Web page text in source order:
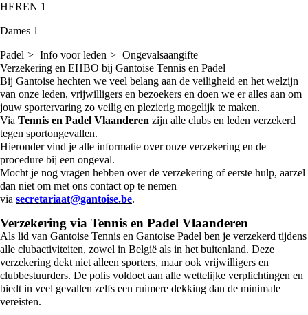
HEREN 1
Dames 1
Padel Info voor leden
Ongevalsaangifte
Verzekering en EHBO bij Gantoise Tennis en Padel
Bij Gantoise hechten we veel belang aan de veiligheid en het welzijn
van onze leden, vrijwilligers en bezoekers en doen we er alles aan om
jouw sportervaring zo veilig en plezierig mogelijk te maken.
Via Tennis en Padel Vlaanderen zijn alle clubs en leden verzekerd
tegen sportongevallen.
Hieronder vind je alle informatie over onze verzekering en de
procedure bij een ongeval.
Mocht je nog vragen hebben over de verzekering of eerste hulp, aarzel
dan niet om met ons contact op te nemen
via secretariaat@gantoise.be.
Verzekering via Tennis en Padel Vlaanderen
Als lid van Gantoise Tennis en Gantoise Padel ben je verzekerd tijdens
alle clubactiviteiten, zowel in België als in het buitenland. Deze
verzekering dekt niet alleen sporters, maar ook vrijwilligers en
clubbestuurders. De polis voldoet aan alle wettelijke verplichtingen en
biedt in veel gevallen zelfs een ruimere dekking dan de minimale
vereisten.